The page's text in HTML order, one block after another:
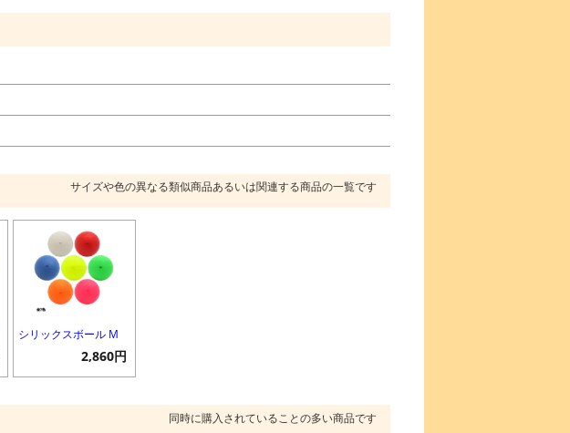
サイズや色の異なる類似商品あるいは関連する商品の一覧です
シリックスボール M
2,860円
同時に購入されていることの多い商品です